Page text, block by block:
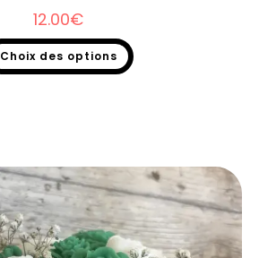
12.00€
Choix des options